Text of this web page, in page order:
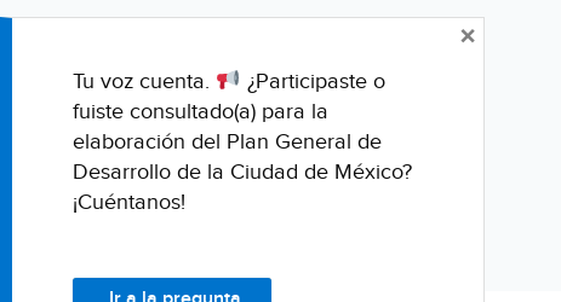
Tu voz cuenta.
¿Participaste o
fuiste consultado(a) para la
elaboración del Plan General de
Desarrollo de la Ciudad de México?
¡Cuéntanos!
×